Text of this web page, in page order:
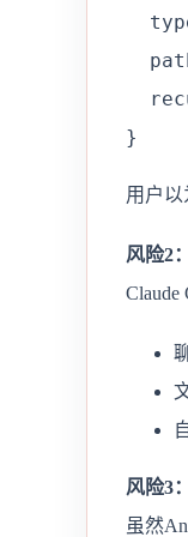
}
用户以
风险2
Claude
风险3
虽然